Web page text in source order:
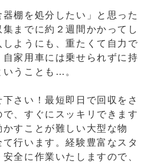
器棚を処分したい」と思った
までに約２週間かかってし
しようにも、重たくて自力で
家用車には乗せられずに持
いうことも…。
さい！最短即日で回収をさ
、すぐにスッキリできます
すことが難しい大型な物
行います。経験豊富なスタ
全に作業いたしますので、